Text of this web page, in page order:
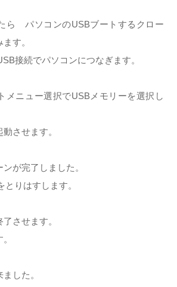
ら パソコンのUSBブートするクロー
す。
接続でパソコンにつなぎます。
メニュー選択でUSBメモリーを選択し
させます。
が完了しました。
りはすします。
させます。
した。